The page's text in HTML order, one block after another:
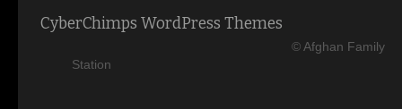
CyberChimps WordPress Themes
© Afghan Family
Station